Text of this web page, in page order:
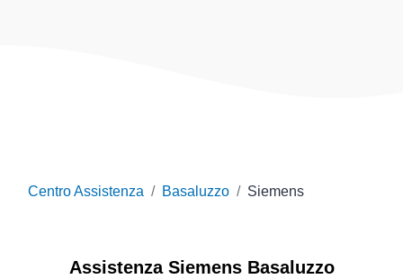
Centro Assistenza Basaluzzo Siemens
Assistenza SiemensBasaluzzo